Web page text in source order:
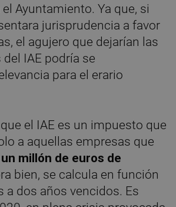
Ayuntamiento. Ya que, si
jurisprudencia a favor
el agujero que dejarían las
IAE podría se
para el erario
el IAE es un impuesto que
a aquellas empresas que
millón de euros de
bien, se calcula en función
a dos años vencidos. Es